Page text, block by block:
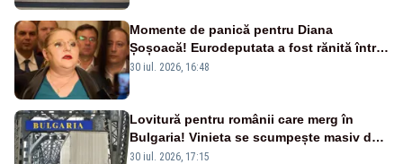
Momente de panică pentru Diana
Șoșoacă! Eurodeputata a fost rănită într-
un accident rutier
30 iul. 2026, 16:48
Lovitură pentru românii care merg în
Bulgaria! Vinieta se scumpește masiv de
la 1 august
30 iul. 2026, 17:15